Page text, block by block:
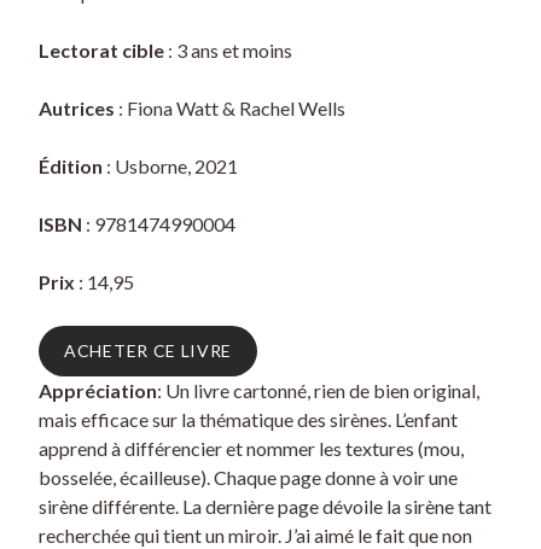
Lectorat cible : 3 ans et moins
Autrices : Fiona Watt & Rachel Wells
Édition : Usborne, 2021
ISBN : 9781474990004
Prix : 14,95
ACHETER CE LIVRE
Appréciation: Un livre cartonné, rien de bien original,
mais efficace sur la thématique des sirènes. L’enfant
apprend à différencier et nommer les textures (mou,
bosselée, écailleuse). Chaque page donne à voir une
sirène différente. La dernière page dévoile la sirène tant
recherchée qui tient un miroir. J’ai aimé le fait que non